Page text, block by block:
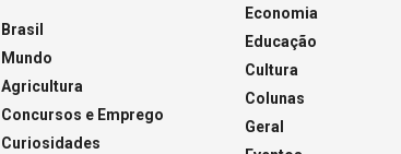
Brasil
Mundo
Agricultura
Concursos e Emprego
Curiosidades
Economia
Educação
Cultura
Colunas
Geral